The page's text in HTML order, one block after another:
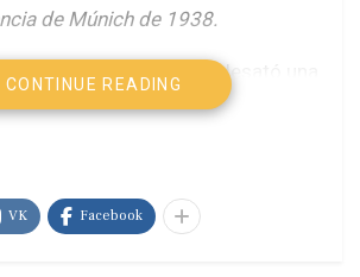
de Múnich de 1938.
Angela Merkel, desató una
en Europa al asegurar que los
sirvieron para que Ucrania
contra de Rusia. “El acuerdo de
CONTINUE READING
VK Facebook